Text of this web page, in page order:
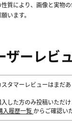
質により、画像と実物
います。
ザーレビ
タマーレビューはまだあ
した方のみ投稿いただ
入履歴一覧 からご確認い